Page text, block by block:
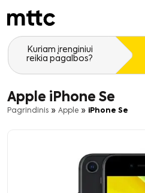
prie
pagrindinio
turinioKuriam įrenginiui
reikia pagalbos?
Apple iPhone Se
Pagrindinis » Apple » iPhone Se